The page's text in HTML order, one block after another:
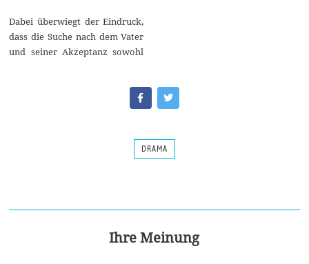
Dabei überwiegt der Eindruck,
dass die Suche nach dem Vater
und seiner Akzeptanz sowohl
DRAMA
Ihre Meinung